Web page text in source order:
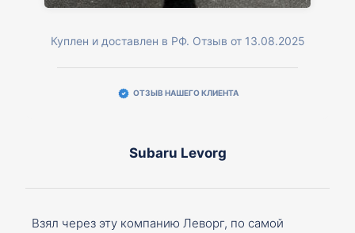
Куплен и доставлен в РФ. Отзыв от 13.08.2025
ОТЗЫВ НАШЕГО КЛИЕНТА
Subaru Levorg
Взял через эту компанию Леворг, по самой